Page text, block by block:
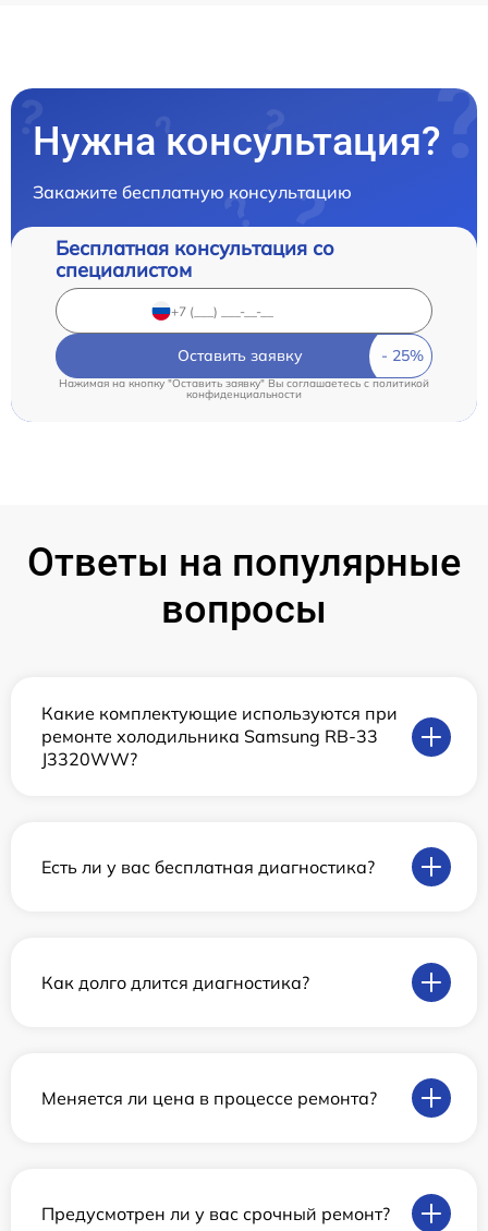
Нужна консультация?
Закажите бесплатную консультацию
Бесплатная консультация со
специалистом
Оставить заявку
Нажимая на кнопку "Оставить заявку" Вы соглашаетесь c политикой
конфиденциальности
Ответы на популярные
вопросы
Какие комплектующие используются при
ремонте холодильника Samsung RB-33
J3320WW?
Есть ли у вас бесплатная диагностика?
Как долго длится диагностика?
Меняется ли цена в процессе ремонта?
Предусмотрен ли у вас срочный ремонт?